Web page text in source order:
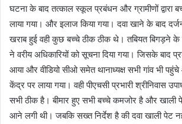
घटना के बाद तत्काल स्कूल प्रबंधन और ग्रामीणों द्वारा
लाया गया। और इलाज किया गया। दवा खाने के बाद
खराब हुई वही कुछ बच्चे ठीक ठीक थे। तबियत बिगड़ने के
ने वरीय अधिकारियों को सूचना दिया गया। जिसके बाद
आया और वीडियो सीओ समेत थानाध्यक्ष सभी गांव भी
केंद्र पर लाया गया। वही पीएचसी प्रभारी श्रीनिवास
सभी ठीक है। बीमार हुए सभी बच्चे कमजोर है और खाली
आने लगी थी। जबकि सख्त निर्देश है की दवा खाली पेट